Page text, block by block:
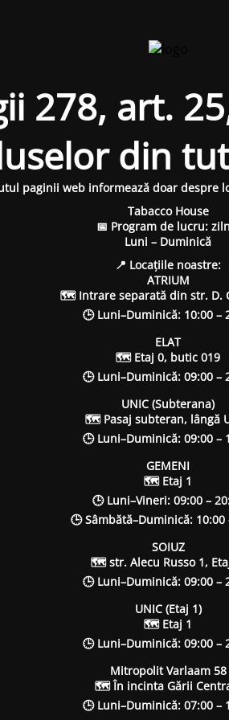
278, art.
din
paginii web informează doar despre
Tabacco House
📅 Program de lucru:
Luni – Duminică
📍 Locațiile noastre:
ATRIUM
🗺 Intrare separată din str. D.
🕒 Luni–Duminică: 10:00 –
ELAT
🗺 Etaj 0, butic 019
🕒 Luni–Duminică: 09:00 –
UNIC (Subterana)
🗺 Pasaj subteran, lângă
🕒 Luni–Duminică: 09:00 –
GEMENI
🗺 Etaj 1
🕒 Luni–Vineri: 09:00 –
🕒 Sâmbătă–Duminică: 10:00
SOIUZ
🗺 str. Alecu Russo 1,
🕒 Luni–Duminică: 09:00 –
UNIC (Etaj 1)
🗺 Etaj 1
🕒 Luni–Duminică: 09:00 –
Mitropolit Varlaam 58
🗺 În incinta Gării
🕒 Luni–Duminică: 07:00 –